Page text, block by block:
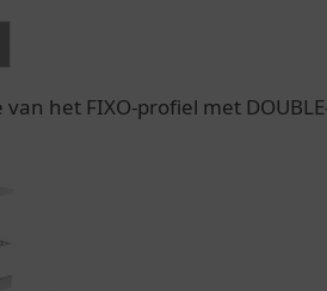
het FIXO-profiel met